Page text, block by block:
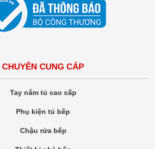
CHUYÊN CUNG CẤP
Tay nắm tủ cao cấp
Phụ kiện tủ bếp
Chậu rửa bếp